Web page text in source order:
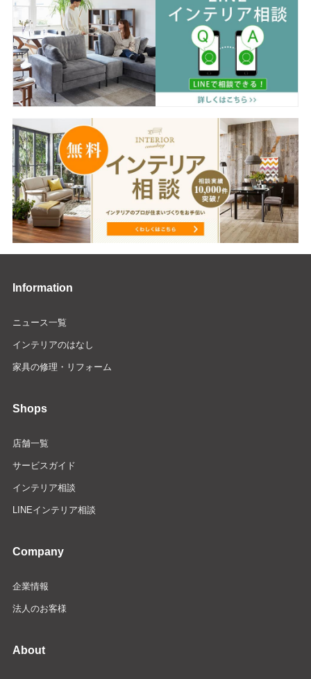
Information
ニュース一覧
インテリアのはなし
家具の修理・リフォーム
Shops
店舗一覧
サービスガイド
インテリア相談
LINEインテリア相談
Company
企業情報
法人のお客様
About